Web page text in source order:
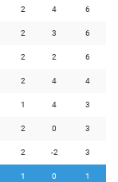
2 4 6
2 3 6
2 2 6
2 4 4
1 4 3
2 0 3
2 -2 3
1 0 1